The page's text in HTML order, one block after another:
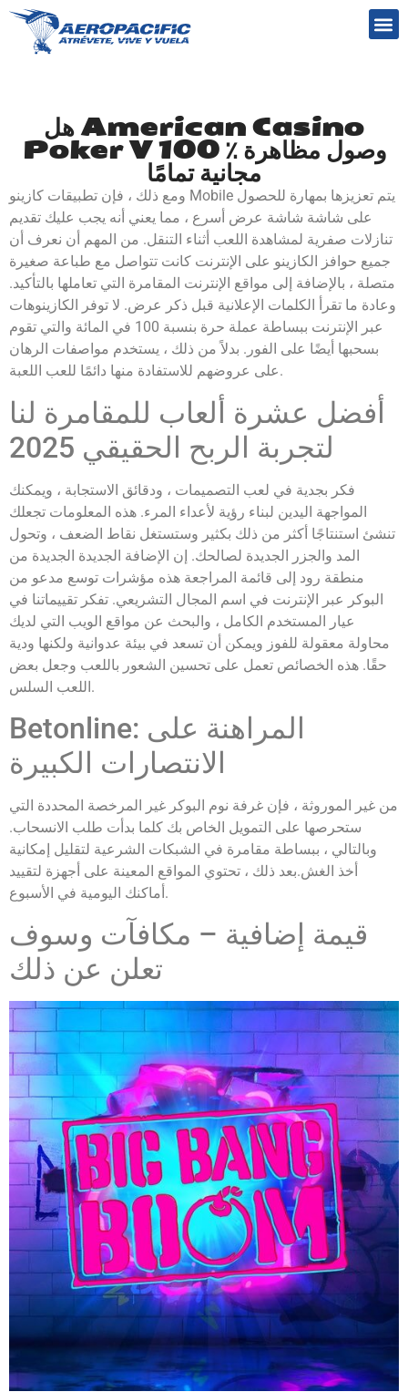
هل American Casino
Poker V 100 ٪ وصول مظاهرة
مجانية تمامًا
ومع ذلك ، فإن تطبيقات كازينو Mobile يتم تعزيزها بمهارة للحصول
على شاشة شاشة عرض أسرع ، مما يعني أنه يجب عليك تقديم
تنازلات صفرية لمشاهدة اللعب أثناء التنقل. من المهم أن نعرف أن
جميع حوافز الكازينو على الإنترنت كانت تتواصل مع طباعة صغيرة
متصلة ، بالإضافة إلى مواقع الإنترنت المقامرة التي تعاملها بالتأكيد.
وعادة ما تقرأ الكلمات الإعلانية قبل ذكر عرض. لا توفر الكازينوهات
عبر الإنترنت ببساطة عملة حرة بنسبة 100 في المائة والتي تقوم
بسحبها أيضًا على الفور. بدلاً من ذلك ، يستخدم مواصفات الرهان
على عروضهم للاستفادة منها دائمًا للعب اللعبة.
أفضل عشرة ألعاب للمقامرة لنا
لتجربة الربح الحقيقي 2025
فكر بجدية في لعب التصميمات ، ودقائق الاستجابة ، ويمكنك
المواجهة اليدين لبناء رؤية لأعداء المرء. هذه المعلومات تجعلك
تنشئ استنتاجًا أكثر من ذلك بكثير وستستغل نقاط الضعف ، وتحول
المد والجزر الجديدة لصالحك. إن الإضافة الجديدة الجديدة من
منطقة رود إلى قائمة المراجعة هذه مؤشرات توسع مدعو من
البوكر عبر الإنترنت في اسم المجال التشريعي. تفكر تقييماتنا في
عيار المستخدم الكامل ، والبحث عن مواقع الويب التي لديك
محاولة معقولة للفوز ويمكن أن تسعد في بيئة عدوانية ولكنها ودية
حقًا. هذه الخصائص تعمل على تحسين الشعور باللعب وجعل بعض
اللعب السلس.
Betonline: المراهنة على
الانتصارات الكبيرة
من غير الموروثة ، فإن غرفة نوم البوكر غير المرخصة المحددة التي
ستحرصها على التمويل الخاص بك كلما بدأت طلب الانسحاب.
وبالتالي ، ببساطة مقامرة في الشبكات الشرعية لتقليل إمكانية
أخذ الغش.بعد ذلك ، تحتوي المواقع المعينة على أجهزة لتقييد
أماكنك اليومية في الأسبوع.
قيمة إضافية – مكافآت وسوف
تعلن عن ذلك